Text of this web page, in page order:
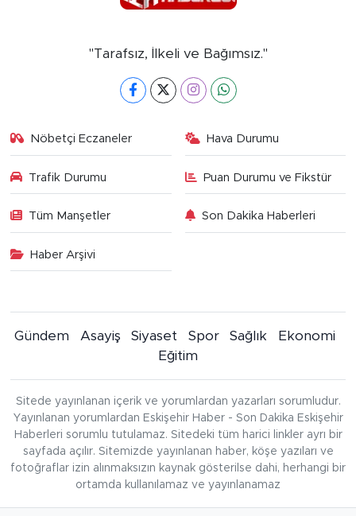
"Tarafsız, İlkeli ve Bağımsız."
Nöbetçi Eczaneler Hava Durumu
Trafik Durumu Puan Durumu ve Fikstür
Tüm Manşetler Son Dakika Haberleri
Haber Arşivi
Gündem Asayiş Siyaset Spor Sağlık
Ekonomi
Eğitim
Sitede yayınlanan içerik ve yorumlardan yazarları sorumludur.
Yayınlanan yorumlardan Eskişehir Haber - Son Dakika Eskişehir
Haberleri sorumlu tutulamaz. Sitedeki tüm harici linkler ayrı bir
sayfada açılır. Sitemizde yayınlanan haber, köşe yazıları ve
fotoğraflar izin alınmaksızın kaynak gösterilse dahi, herhangi bir
ortamda kullanılamaz ve yayınlanamaz